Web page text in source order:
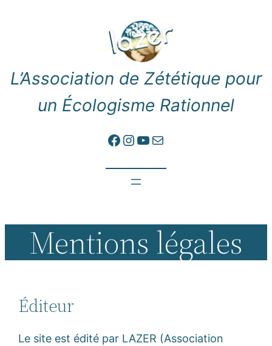
L’Association de Zététique pour
un Écologisme Rationnel
Lien vers Facebook Instagram YouTube E-mail
Mentions légales
Éditeur
Le site est édité par LAZER (Association